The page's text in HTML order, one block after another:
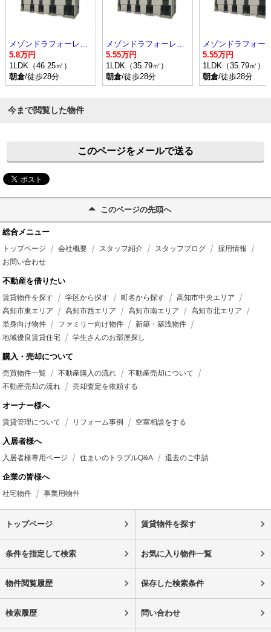
メゾンドラフォーレリーヴル Ⅲ
5.8万円
1LDK（46.25㎡）
朝倉/徒歩28分
メゾンドラフォーレリーヴル Ⅲ
5.55万円
1LDK（35.79㎡）
朝倉/徒歩28分
5.55万円
1LDK（35.79㎡）
朝倉/徒歩28分
今まで閲覧した物件
このページをメールで送る
このページの先頭へ
総合メニュー
トップページ 会社概要 スタッフ紹介 スタッフブログ
採用情報
お問い合わせ
不動産を借りたい
賃貸物件を探す 学区から探す 町名から探す
高知市中央エリア
高知市東エリア
高知市西エリア 高知市南エリア
高知市北エリア
単身向け物件
ファミリー向け物件
新築・築浅物件
地域優良賃貸住宅
学生さんのお部屋探し
購入・売却について
売買物件一覧 不動産購入の流れ
不動産売却について
不動産売却の流れ
売却査定を依頼する
オーナー様へ
賃貸管理について リフォーム事例 空室相談をする
入居者様へ
入居者様専用ページ 住まいのトラブルQ&A 退去のご申請
企業の皆様へ
社宅物件 事業用物件
トップページ 賃貸物件を探す
条件を指定して検索 お気に入り物件一覧
物件閲覧履歴 保存した検索条件
検索履歴 問い合わせ